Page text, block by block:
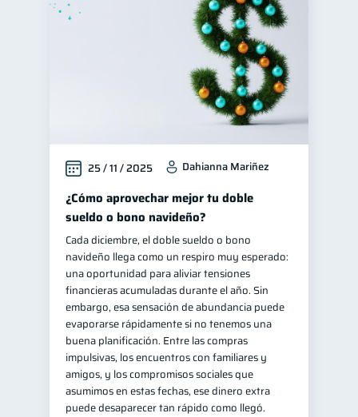
1
1
Mipymes 1
inversiones 1
Salud mental ahorro 1
Retiro 1 Doble sueldo 1
Gasto responsable 1
información financiera 1
25 / 11 / 2025 Dahianna Mariñez
¿Cómo aprovechar mejor tu doble
sueldo o bono navideño?
Cada diciembre, el doble sueldo o bono
navideño llega como un respiro muy esperado:
una oportunidad para aliviar tensiones
financieras acumuladas durante el año. Sin
embargo, esa sensación de abundancia puede
evaporarse rápidamente si no tenemos una
buena planificación. Entre las compras
impulsivas, los encuentros con familiares y
amigos, y los compromisos sociales que
asumimos en estas fechas, ese dinero extra
puede desaparecer tan rápido como llegó.